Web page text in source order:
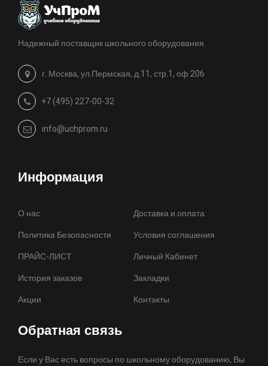
Надежный поставщик школьного оборудования.
г. Москва, ул.Пермская, д.11, стр.1, оф.206
+7 (495) 227-00-32
info@uchprom.ru
Информация
О нас
Доставка и оплата
Политика Безопасности
Условия соглашения
ПРАЙС-ЛИСТ
Личный Кабинет
История заказов
Закладки
Акции
Контакты
Обратная связь
Если у Вас есть вопросы по школьному оборудованию, Вы